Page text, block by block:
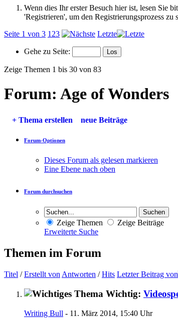
Wenn dies Ihr erster Besuch hier ist, lesen Sie
'Registrieren', um den Registrierungsprozess zu
Seite 1 von 3 1 23 Letzte
Gehe zu Seite:
Zeige Themen 1 bis 30 von 83
Forum: Age of Wonders
+ Thema erstellen neue Beiträge
Forum-Optionen
Dieses Forum als gelesen markieren
Eine Ebene nach oben
Forum durchsuchen
Zeige Themen
Zeige Beiträge
Erweiterte Suche
Themen im Forum
Titel /Erstellt von Antworten /Hits Letzter Beitrag von
Wichtig:
Writing Bull - 11. März 2014, 15:40 Uhr